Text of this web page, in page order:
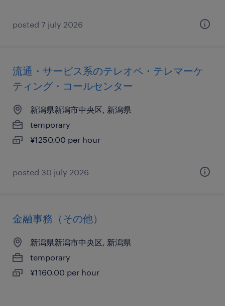
posted 7 july 2026
流通・サービス系のテレオペ・テレマーケ
ティング・コールセンター
新潟県新潟市中央区, 新潟県
temporary
¥1250.00 per hour
posted 30 july 2026
金融事務（その他）
新潟県新潟市中央区, 新潟県
temporary
¥1160.00 per hour